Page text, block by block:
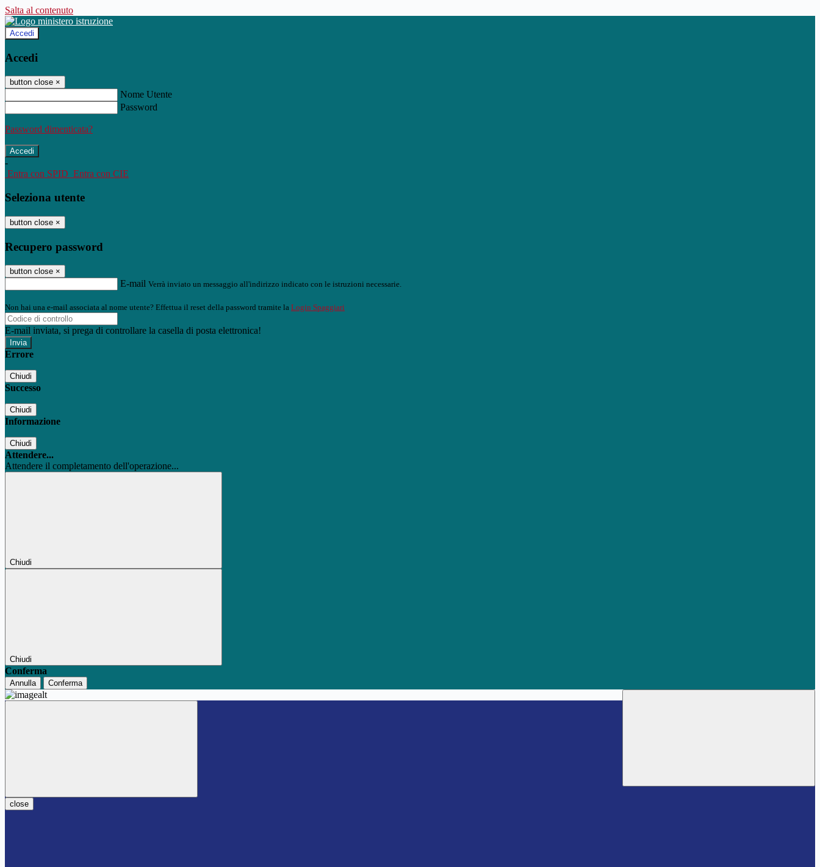
Salta al contenuto
Accedi
Accedi
button close ×
Nome Utente
Password
Password dimenticata?
-
Entra con SPID Entra con CIE
Seleziona utente
button close ×
Recupero password
button close ×
E-mail Verrà inviato un messaggio all'indirizzo indicato con le istruzioni necessarie.
Non hai una e-mail associata al nome utente? Effettua il reset della password tramite la Login Spaggiari
E-mail inviata, si prega di controllare la casella di posta elettronica!
Errore
Chiudi
Successo
Chiudi
Informazione
Chiudi
Attendere...
Attendere il completamento dell'operazione...
Chiudi
Chiudi
Conferma
Annulla Conferma
close